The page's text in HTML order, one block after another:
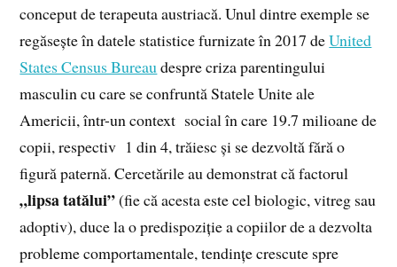
conceput de terapeuta austriacă. Unul dintre exemple se
regăsește în datele statistice furnizate în 2017 deUnited
States Census Bureaudespre criza parentingului
masculin cu care se confruntă Statele Unite ale
Americii, într-un context social în care 19.7 milioane de
copii, respectiv 1 din 4, trăiesc și se dezvoltă fără o
figură paternă. Cercetările au demonstrat că factorul
„lipsa tatălui”(fie că acesta este cel biologic, vitreg sau
adoptiv), duce la o predispoziție a copiilor de a dezvolta
probleme comportamentale, tendințe crescute spre